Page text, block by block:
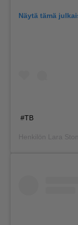
Näytä tämä
#TB
Henkilön Lara